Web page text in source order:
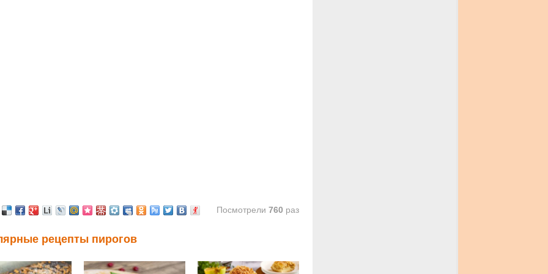
Посмотрели 760 раз
рецепты пирогов